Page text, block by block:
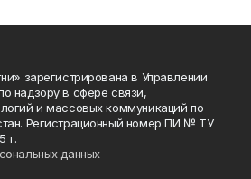
зарегистрирована в Управлении
надзору в сфере связи,
и массовых коммуникаций по
Регистрационный номер ПИ № ТУ
г.
данных